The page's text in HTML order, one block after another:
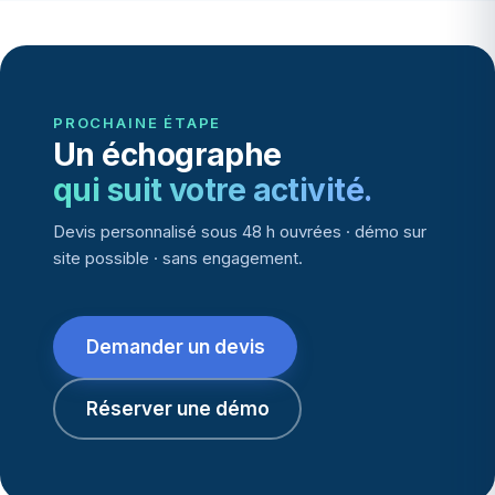
PROCHAINE ÉTAPE
Un échographe
qui suit votre activité.
Devis personnalisé sous 48 h ouvrées · démo sur
site possible · sans engagement.
Demander un devis
Réserver une démo